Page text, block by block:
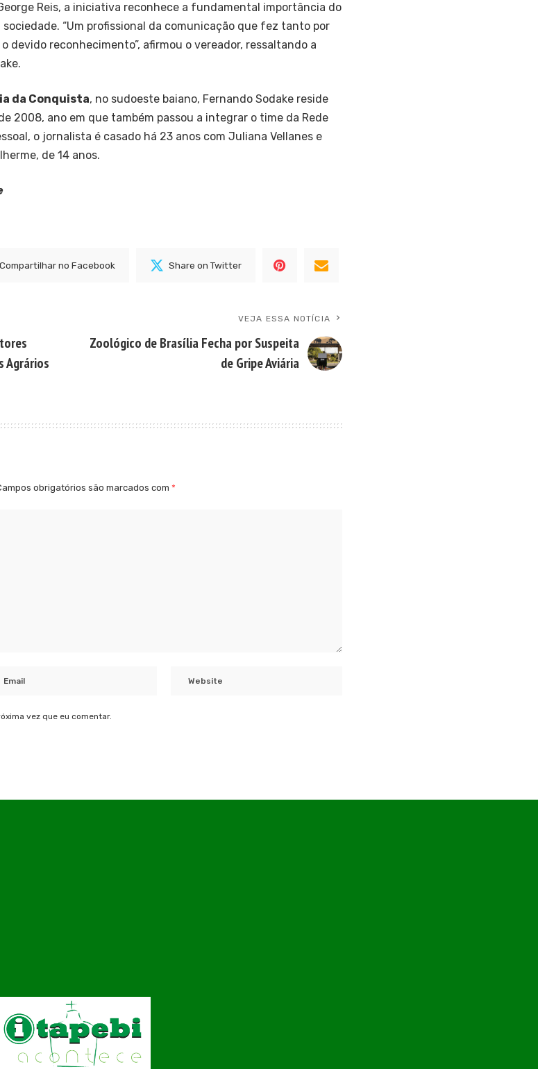
Reis, a iniciativa reconhece a fundamental importância do
sociedade. “Um profissional da comunicação que fez tanto por
devido reconhecimento”, afirmou o vereador, ressaltando a
da Conquista, no sudoeste baiano, Fernando Sodake reside
2008, ano em que também passou a integrar o time da Rede
o jornalista é casado há 23 anos com Juliana Vellanes e
de 14 anos.
Compartilhar no Facebook Share on Twitter
Agrários
VEJA ESSA NOTÍCIA
Zoológico de Brasília Fecha por Suspeita
de Gripe Aviária
obrigatórios são marcados com *
vez que eu comentar.